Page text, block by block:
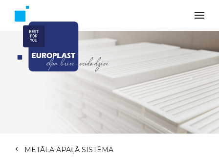
METĀLA APAĻĀ SISTĒMA